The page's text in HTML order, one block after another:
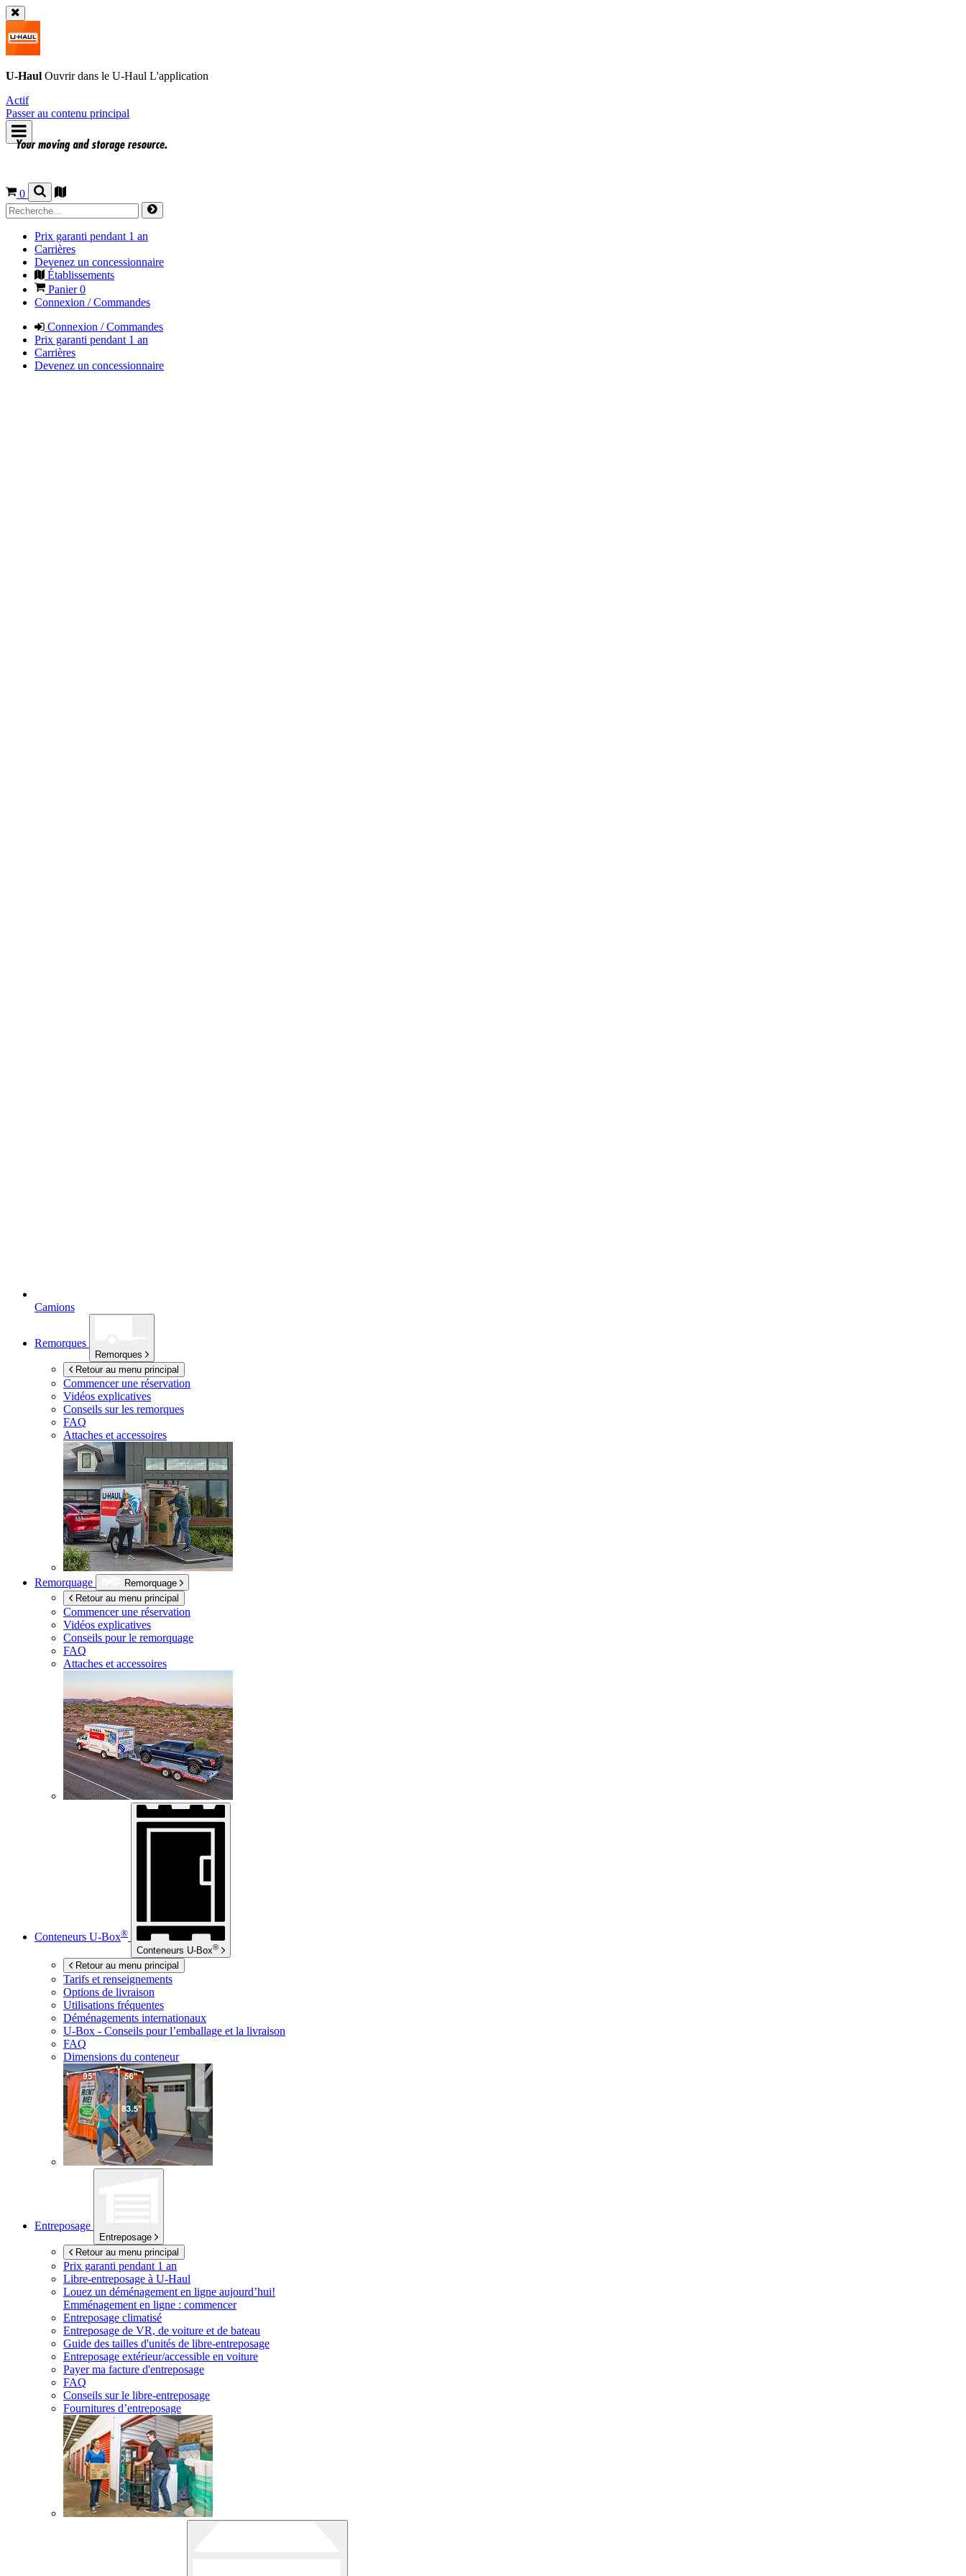
U-Haul Ouvrir dans le U-Haul L'application
Actif
Passer au contenu principal
0
Prix garanti pendant 1 an
Carrières
Devenez un concessionnaire
Établissements
Panier0
Connexion / Commandes
Connexion / Commandes
Prix garanti pendant 1 an
Carrières
Devenez un concessionnaire
Camions
Remorques
Remorques
Retour au menu principal
Commencer une réservation
Vidéos explicatives
Conseils sur les remorques
FAQ
Attaches et accessoires
Remorquage
Remorquage
Retour au menu principal
Commencer une réservation
Vidéos explicatives
Conseils pour le remorquage
FAQ
Attaches et accessoires
Conteneurs U-Box®
Conteneurs U-Box®
Retour au menu principal
Tarifs et renseignements
Options de livraison
Utilisations fréquentes
Déménagements internationaux
U-Box - Conseils pour l’emballage et la livraison
FAQ
Dimensions du conteneur
Entreposage
Entreposage
Retour au menu principal
Prix garanti pendant 1 an
Libre-entreposage à U-Haul
Louez un déménagement en ligne aujourd’hui!
Emménagement en ligne : commencer
Entreposage climatisé
Entreposage de VR, de voiture et de bateau
Guide des tailles d'unités de libre-entreposage
Entreposage extérieur/accessible en voiture
Payer ma facture d'entreposage
FAQ
Conseils sur le libre-entreposage
Fournitures d’entreposage